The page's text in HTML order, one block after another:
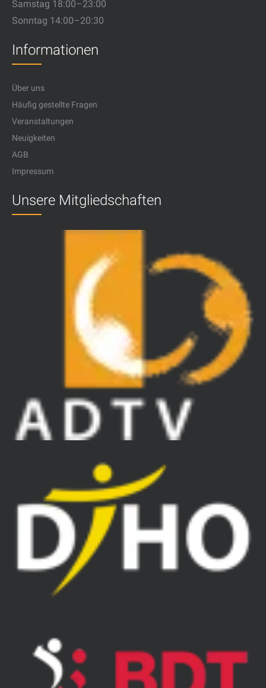
Samstag 18:00–23:00
Sonntag 14:00–20:30
Informationen
Über uns
Häufig gestellte Fragen
Veranstaltungen
Neuigkeiten
AGB
Impressum
Unsere Mitgliedschaften